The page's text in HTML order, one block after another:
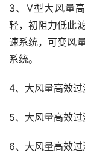
3、V型大风量
轻，初阻力低此
速系统，可变风
系统。
4、大风量高效
5、大风量高效
6、大风量高效